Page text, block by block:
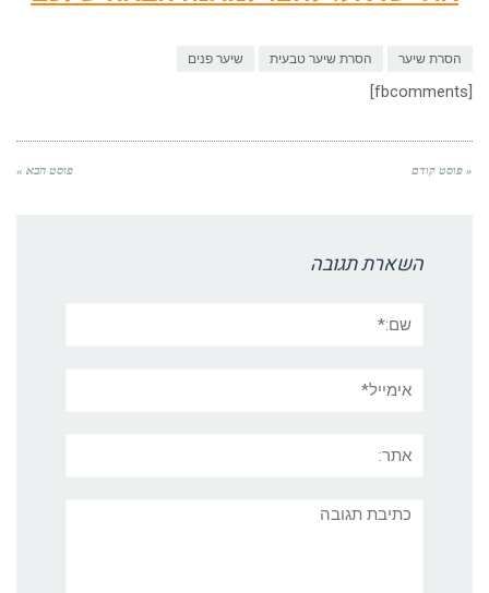
הסרת שיער הסרת שיער טבעית שיער פנים
[fbcomments]
« פוסט קודם פוסט הבא »
השארת תגובה
תגובה